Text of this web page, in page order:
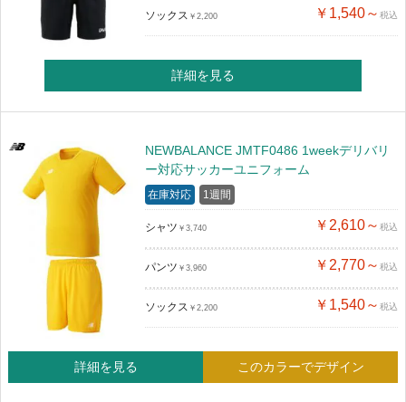
ソックス ￥2,200 ￥1,540～ 税込
詳細を見る
NEWBALANCE JMTF0486 1weekデリバリ
ー対応サッカーユニフォーム
在庫対応 1週間
シャツ ￥3,740 ￥2,610～ 税込
パンツ ￥3,960 ￥2,770～ 税込
ソックス ￥2,200 ￥1,540～ 税込
詳細を見る このカラーでデザイン